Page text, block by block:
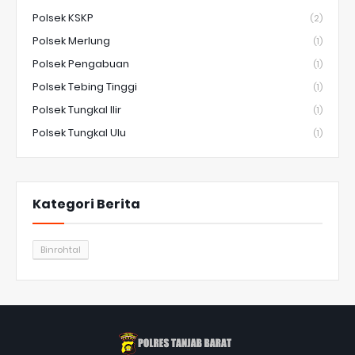
Polsek KSKP (2)
Polsek Merlung (1)
Polsek Pengabuan (1)
Polsek Tebing Tinggi (1)
Polsek Tungkal Ilir (1)
Polsek Tungkal Ulu (1)
Kategori Berita
Binrohtal